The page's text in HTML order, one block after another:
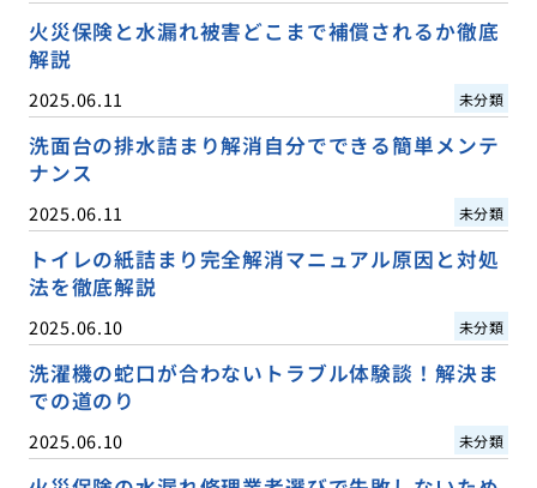
火災保険と水漏れ被害どこまで補償されるか徹底
解説
2025.06.11 未分類
洗面台の排水詰まり解消自分でできる簡単メンテ
ナンス
2025.06.11 未分類
トイレの紙詰まり完全解消マニュアル原因と対処
法を徹底解説
2025.06.10 未分類
洗濯機の蛇口が合わないトラブル体験談！解決ま
での道のり
2025.06.10 未分類